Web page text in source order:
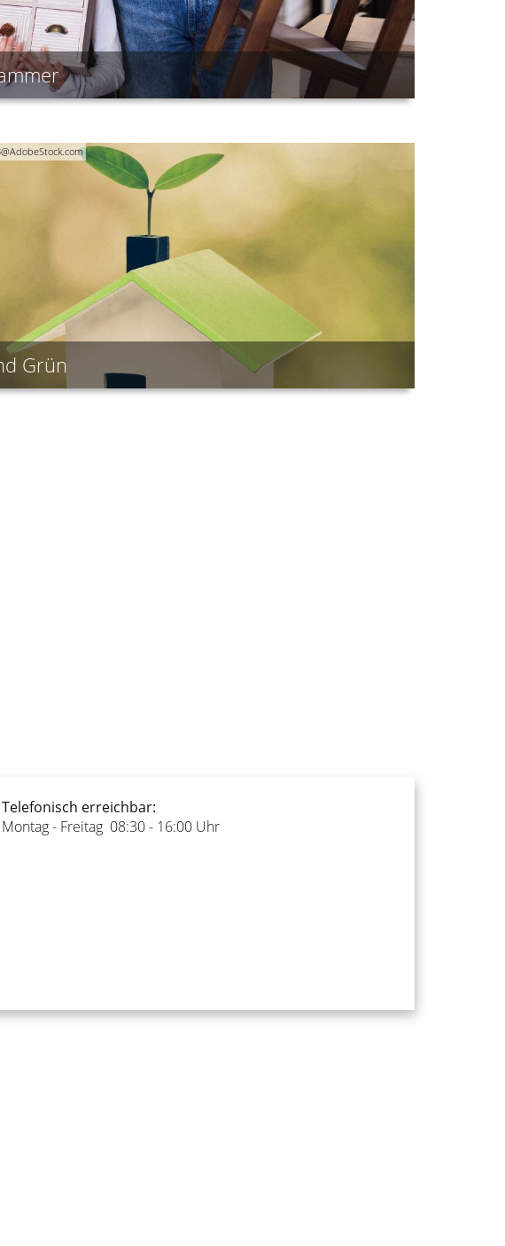
Grün
Telefonisch erreichbar:
Montag - Freitag 08:30 - 16:00 Uhr